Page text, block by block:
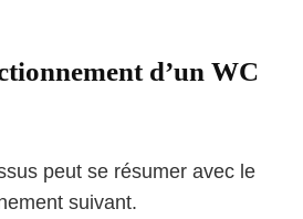
d’un WC
peut se résumer avec le
suivant.